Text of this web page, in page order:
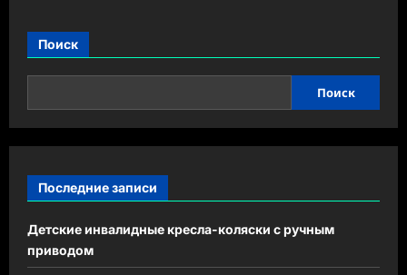
Поиск
Поиск
Последние записи
Детские инвалидные кресла-коляски с ручным
приводом